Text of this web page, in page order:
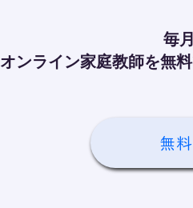
毎
オンライン家庭教師を無
無